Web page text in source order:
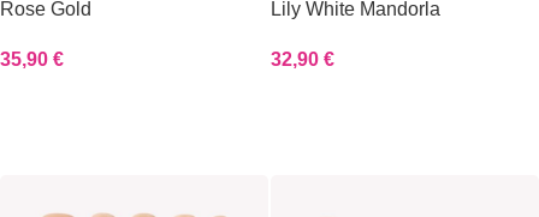
Rose Gold
35,90 €
Lily White Mandorla
32,90 €